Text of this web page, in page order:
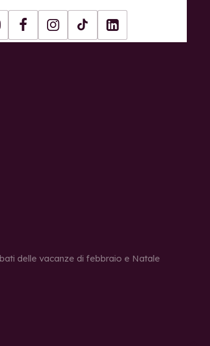
FacebookInstagram
Tiktok
LinkedIn
delle vacanze di febbraio e Natale